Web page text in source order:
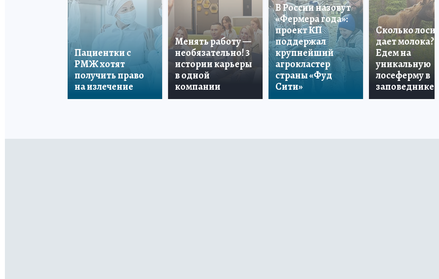
Пациентки с
РМЖ хотят
получить право
на излечение
Менять работу —
необязательно! 3
истории карьеры
в одной
компании
В России назовут
«Фермера года»:
проект КП
поддержал
крупнейший
агрокластер
страны «Фуд
Сити»
Сколько лосиха
дает молока?
Едем на
уникальную
лосеферму в
заповеднике!